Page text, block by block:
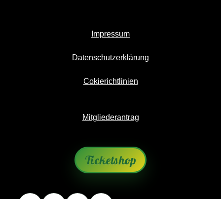
Impressum
Datenschutzerklärung
Cokierichtlinien
Mitgliederantrag
Ticketshop